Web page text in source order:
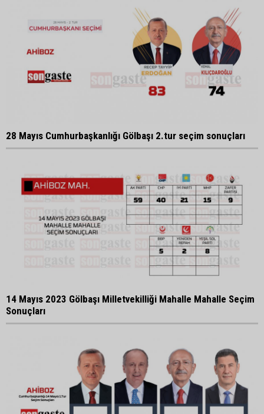
28 Mayıs Cumhurbaşkanlığı Gölbaşı 2.tur seçim sonuçları
14 Mayıs 2023 Gölbaşı Milletvekilliği Mahalle Mahalle Seçim
Sonuçları